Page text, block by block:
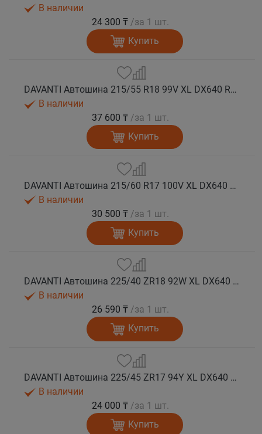
В наличии
24 300 ₸ /за 1 шт.
Купить
DAVANTI Автошина 215/55 R18 99V XL DX640 RPR лето (Таиланд)
В наличии
37 600 ₸ /за 1 шт.
Купить
DAVANTI Автошина 215/60 R17 100V XL DX640 лето
В наличии
30 500 ₸ /за 1 шт.
Купить
DAVANTI Автошина 225/40 ZR18 92W XL DX640 RPR лето
В наличии
26 590 ₸ /за 1 шт.
Купить
DAVANTI Автошина 225/45 ZR17 94Y XL DX640 RPR лето
В наличии
24 000 ₸ /за 1 шт.
Купить